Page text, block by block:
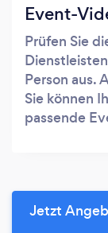
Event-
Prüfen Sie
Person aus.
Sie können
passende
Jetzt